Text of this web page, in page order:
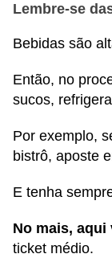
Lembre-se
Bebidas são
Então, no
sucos,
Por exemplo,
bistrô, aposte
E tenha
No mais, aqui
ticket médio.